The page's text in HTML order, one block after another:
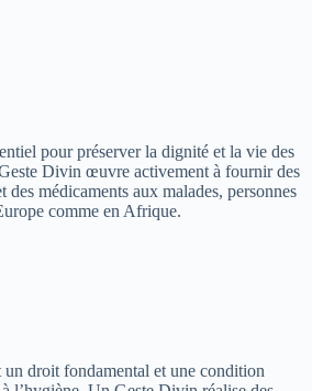
pour préserver la dignité et la vie des
Divin œuvre activement à fournir des
des médicaments aux malades, personnes
comme en Afrique.
un droit fondamental et une condition